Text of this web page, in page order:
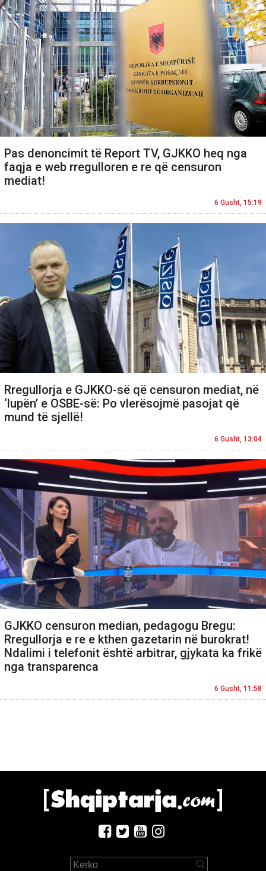
Pas denoncimit të Report TV, GJKKO heq nga
faqja e web rregulloren e re që censuron
mediat!
6 Gusht, 15:19
Rregullorja e GJKKO-së që censuron mediat, në
‘lupën’ e OSBE-së: Po vlerësojmë pasojat që
mund të sjellë!
6 Gusht, 13:04
GJKKO censuron median, pedagogu Bregu:
Rregullorja e re e kthen gazetarin në burokrat!
Ndalimi i telefonit është arbitrar, gjykata ka frikë
nga transparenca
6 Gusht, 11:58